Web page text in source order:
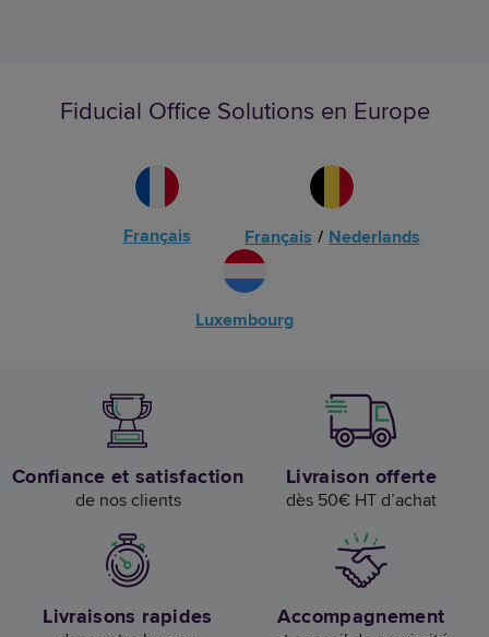
Fiducial Office Solutions en Europe
Français Français / Nederlands
Luxembourg
Confiance et satisfaction
de nos clients
Livraison offerte
dès 50€ HT d’achat
Livraisons rapides Accompagnement